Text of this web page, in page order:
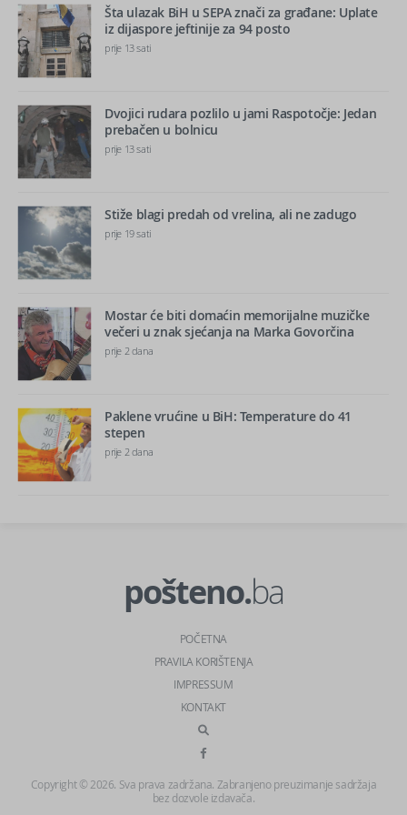
Šta ulazak BiH u SEPA znači za građane: Uplate
iz dijaspore jeftinije za 94 posto
prije 13 sati
Dvojici rudara pozlilo u jami Raspotočje: Jedan
prebačen u bolnicu
prije 13 sati
Stiže blagi predah od vrelina, ali ne zadugo
prije 19 sati
Mostar će biti domaćin memorijalne muzičke
večeri u znak sjećanja na Marka Govorčina
prije 2 dana
Paklene vrućine u BiH: Temperature do 41
stepen
prije 2 dana
pošteno.ba
POČETNA
PRAVILA KORIŠTENJA
IMPRESSUM
KONTAKT
Copyright © 2026. Sva prava zadržana. Zabranjeno preuzimanje sadržaja
bez dozvole izdavača.